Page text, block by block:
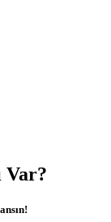
Var?